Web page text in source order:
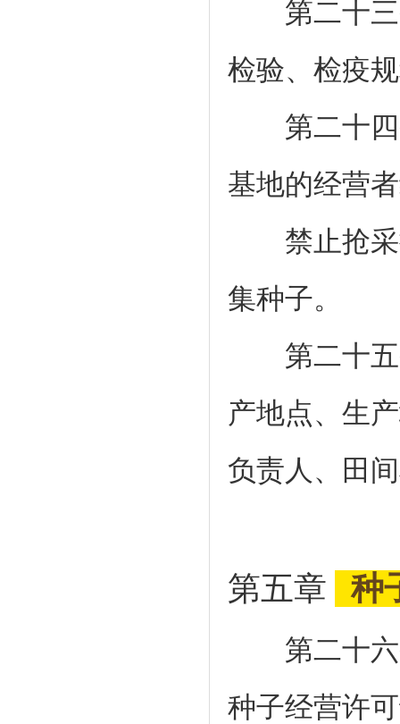
第二十三
检验、检疫
第二十四
基地的经营
禁止抢采
集种子。
第二十五
产地点、生
负责人、田
第五章 种
第二十六
种子经营许